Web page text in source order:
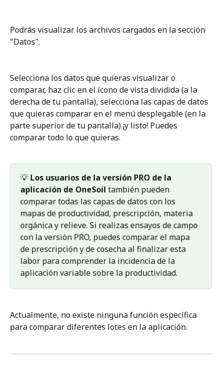
Podrás visualizar los archivos cargados en la sección
"Datos".
Selecciona los datos que quieras visualizar o
comparar, haz clic en el ícono de vista dividida (a la
derecha de tu pantalla), selecciona las capas de datos
que quieras comparar en el menú desplegable (en la
parte superior de tu pantalla) ¡y listo! Puedes
comparar todo lo que quieras.
💡 Los usuarios de la versión PRO de la
aplicación de OneSoil también pueden
comparar todas las capas de datos con los
mapas de productividad, prescripción, materia
orgánica y relieve. Si realizas ensayos de campo
con la versión PRO, puedes comparar el mapa
de prescripción y de cosecha al finalizar esta
labor para comprender la incidencia de la
aplicación variable sobre la productividad.
Actualmente, no existe ninguna función específica
para comparar diferentes lotes en la aplicación.